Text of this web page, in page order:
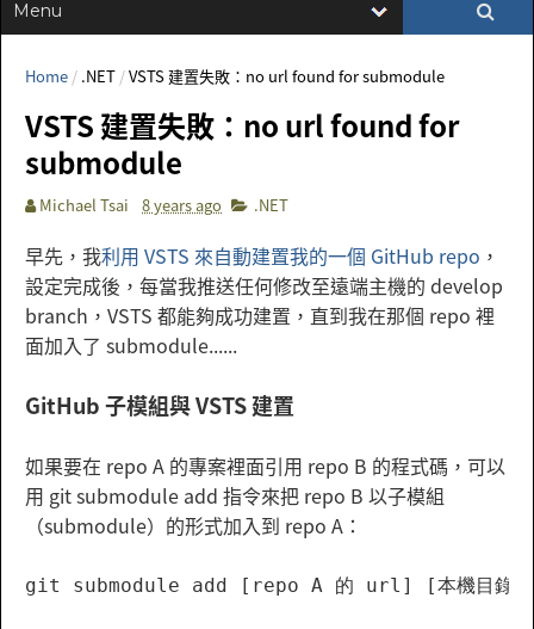
Home / .NET /VSTS 建置失敗：no url found for submodule
VSTS 建置失敗：no url found for
submodule
Michael Tsai 8 years ago .NET
早先，我利用 VSTS 來自動建置我的一個 GitHub repo ，
設定完成後，每當我推送任何修改至遠端主機的 develop
branch，VSTS 都能夠成功建置，直到我在那個 repo 裡
面加入了 submodule......
GitHub 子模組與 VSTS 建置
如果要在 repo A 的專案裡面引用 repo B 的程式碼，可以
用 git submodule add 指令來把 repo B 以子模組
（submodule）的形式加入到 repo A：